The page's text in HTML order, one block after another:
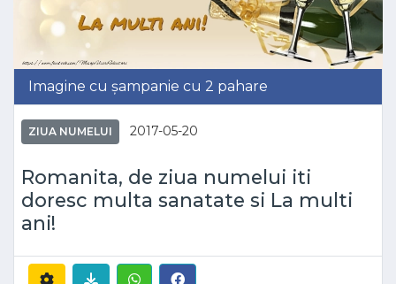
Imagine cu șampanie cu 2 pahare
ZIUA NUMELUI 2017-05-20
Romanita, de ziua numelui iti
doresc multa sanatate si La multi
ani!